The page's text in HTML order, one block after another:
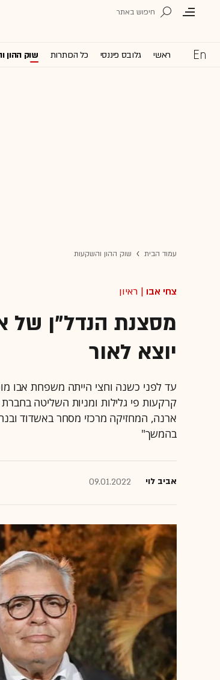
ראשי גלובס פיננסי כל הכותרות שוק ההון
עמוד הבית שוק ההון והשקעות
צחי אבו | ראיון
מסצנת הנדל"ן של
יוצא לאור
עד לפני כשנה וחצי הייתה משפחת אבו
ארנה, המחזיקה מרכזי מסחר באשדוד
בהמשך"
אביב לוי 09.01.2022